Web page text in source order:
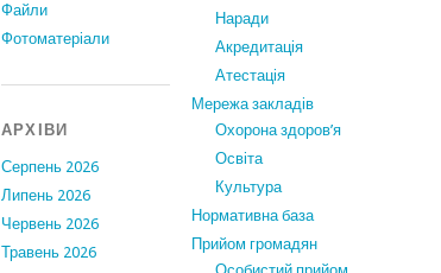
Файли
Фотоматеріали
АРХІВИ
Серпень 2026
Липень 2026
Червень 2026
Травень 2026
Наради
Акредитація
Атестація
Мережа закладів
Охорона здоров’я
Освіта
Культура
Нормативна база
Прийом громадян